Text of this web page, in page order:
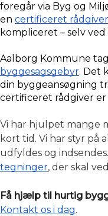
foregår via Byg og
en certificeret rådgiver
kompliceret – selv
byggesagsgebyr. Det
din byggeansøgning
certificeret rådgiver
Vi har hjulpet mange
kort tid. Vi har styr på
udfyldes og
tegninger, der skal
Få hjælp til hurtig
Kontakt os i dag.